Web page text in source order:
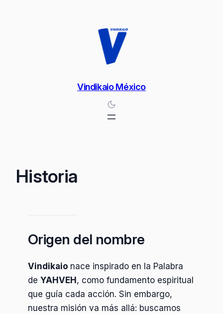
Vindikaio México
Historia
Origen del nombre
Vindikaio nace inspirado en la Palabra
de YAHVEH , como fundamento espiritual
que guía cada acción. Sin embargo,
nuestra misión va más allá: buscamos